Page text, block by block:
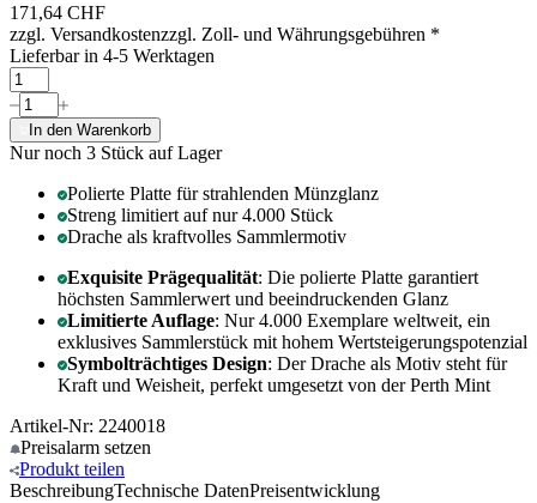
171,64 CHF
zzgl. Versandkostenzzgl. Zoll- und Währungsgebühren *
Lieferbar in 4-5 Werktagen
In den Warenkorb
Nur noch 3 Stück auf Lager
Polierte Platte für strahlenden Münzglanz
Streng limitiert auf nur 4.000 Stück
Drache als kraftvolles Sammlermotiv
Exquisite Prägequalität: Die polierte Platte garantiert
höchsten Sammlerwert und beeindruckenden Glanz
Limitierte Auflage: Nur 4.000 Exemplare weltweit, ein
exklusives Sammlerstück mit hohem Wertsteigerungspotenzial
Symbolträchtiges Design: Der Drache als Motiv steht für
Kraft und Weisheit, perfekt umgesetzt von der Perth Mint
Artikel-Nr: 2240018
Preisalarm setzen
Produkt teilen
BeschreibungTechnische DatenPreisentwicklung